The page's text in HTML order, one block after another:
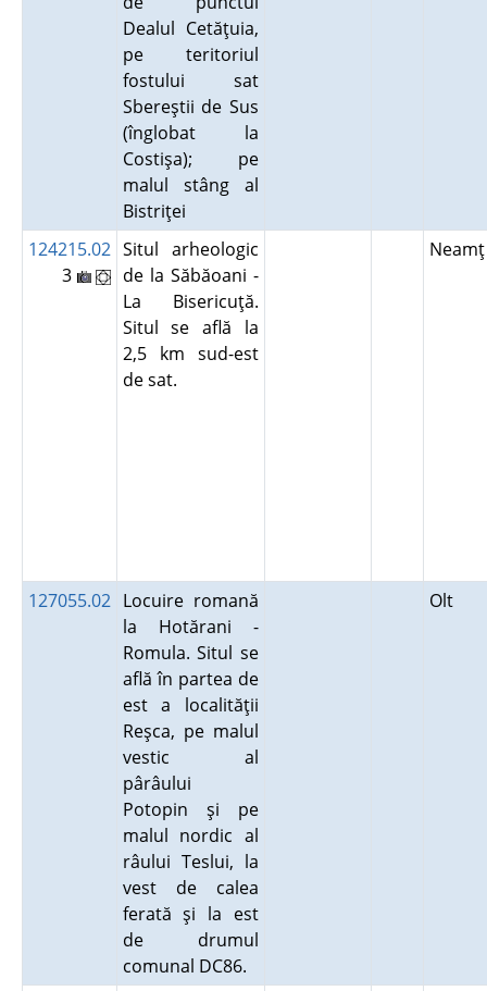
Dealul Cetăţuia,
pe teritoriul
fostului sat
Sbereştii de Sus
(înglobat la
Costişa); pe
malul stâng al
Bistriţei
124215.02
3
Situl arheologic
de la Săbăoani -
La Bisericuţă.
Situl se află la
2,5 km sud-est
de sat.
127055.02 Locuire romană
la Hotărani -
Romula. Situl se
află în partea de
est a localităţii
Reşca, pe malul
vestic al
pârâului
Potopin şi pe
malul nordic al
râului Teslui, la
vest de calea
ferată şi la est
de drumul
comunal DC86.
Olt